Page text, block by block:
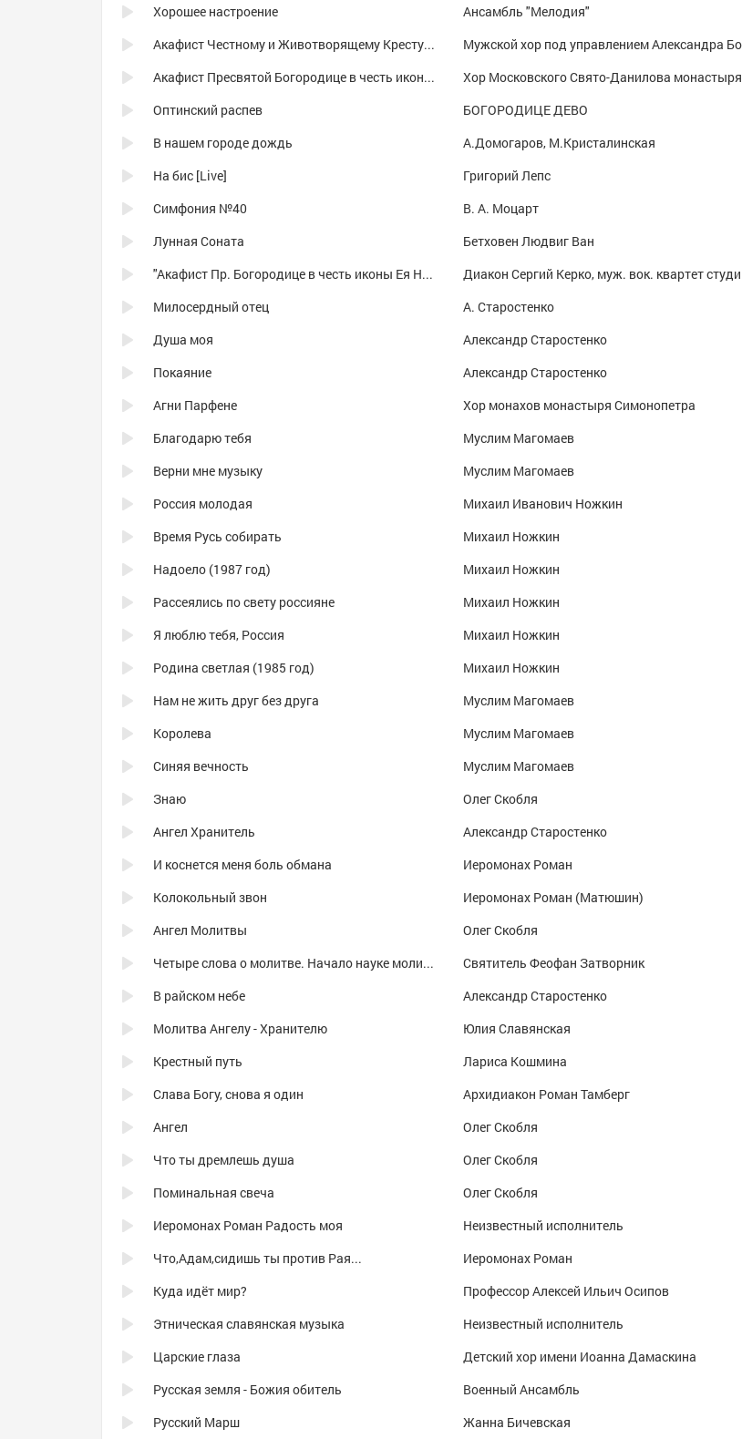
Хорошее настроение
Ансамбль "Мелодия"
Акафист Честному и Животворящему Кресту Господню
Акафист Пресвятой Богородице в честь иконы Ея Призри на смирение
Хор Московского Свято-Данилова монастыря
Оптинский распев
БОГОРОДИЦЕ ДЕВО
В нашем городе дождь
А.Домогаров, М.Кристалинская
На бис [Live]
Григорий Лепс
Симфония №40
В. А. Моцарт
Лунная Соната
Бетховен Людвиг Ван
"Акафист Пр. Богородице в честь иконы Ея Неопалимая Купина"
Милосердный отец
А. Старостенко
Душа моя
Александр Старостенко
Покаяние
Александр Старостенко
Агни Парфене
Хор монахов монастыря Симонопетра
Благодарю тебя
Муслим Магомаев
Верни мне музыку
Муслим Магомаев
Россия молодая
Михаил Иванович Ножкин
Время Русь собирать
Михаил Ножкин
Надоело (1987 год)
Михаил Ножкин
Рассеялись по свету россияне
Михаил Ножкин
Я люблю тебя, Россия
Михаил Ножкин
Родина светлая (1985 год)
Михаил Ножкин
Нам не жить друг без друга
Муслим Магомаев
Королева
Муслим Магомаев
Синяя вечность
Муслим Магомаев
Знаю
Олег Скобля
Ангел Хранитель
Александр Старостенко
И коснется меня боль обмана
Иеромонах Роман
Колокольный звон
Иеромонах Роман (Матюшин)
Ангел Молитвы
Олег Скобля
Четыре слова о молитве. Начало науке молитвенной. Фрагмент 1
Святитель Феофан Затворник
В райском небе
Александр Старостенко
Молитва Ангелу - Хранителю
Юлия Славянская
Крестный путь
Лариса Кошмина
Слава Богу, снова я один
Архидиакон Роман Тамберг
Ангел
Олег Скобля
Что ты дремлешь душа
Олег Скобля
Поминальная свеча
Олег Скобля
Иеромонах Роман Радость моя
Неизвестный исполнитель
Что,Адам,сидишь ты против Рая...
Иеромонах Роман
Куда идёт мир?
Профессор Алексей Ильич Осипов
Этническая славянская музыка
Неизвестный исполнитель
Царские глаза
Детский хор имени Иоанна Дамаскина
Русская земля - Божия обитель
Военный Ансамбль
Русский Марш
Жанна Бичевская